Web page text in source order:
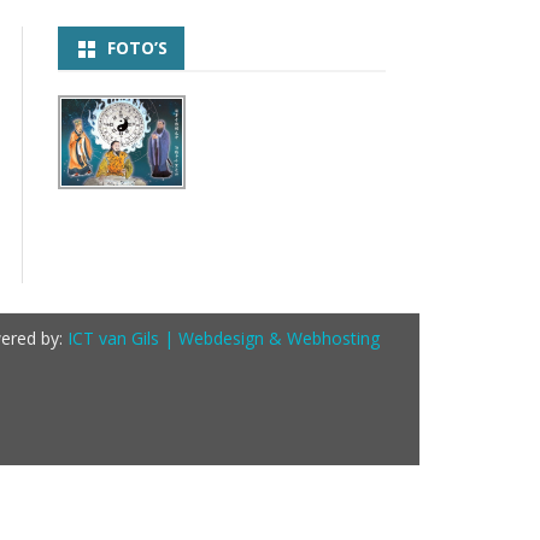
FOTO’S
by: ICT van Gils | Webdesign & Webhosting